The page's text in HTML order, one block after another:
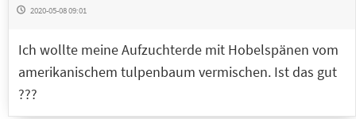
2020-05-08 09:01
Ich wollte meine Aufzuchterde mit Hobelspänen vom
amerikanischem tulpenbaum vermischen. Ist das gut
???